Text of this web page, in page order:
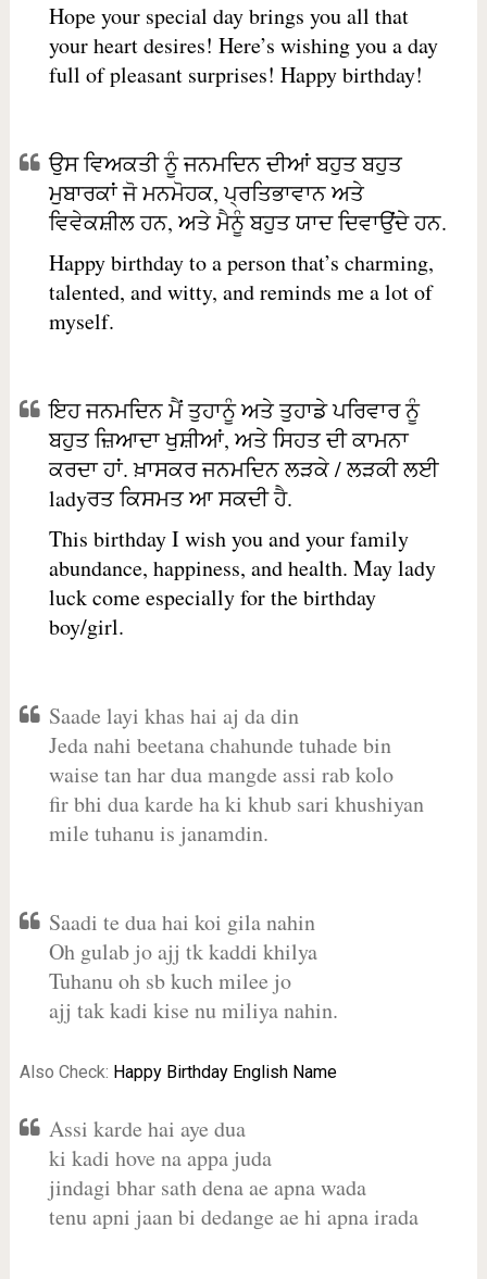
Hope your special day brings you all that
your heart desires! Here’s wishing you a day
full of pleasant surprises! Happy birthday!
ਉਸ ਵਿਅਕਤੀ ਨੂੰ ਜਨਮਦਿਨ ਦੀਆਂ ਬਹੁਤ ਬਹੁਤ
ਮੁਬਾਰਕਾਂ ਜੋ ਮਨਮੋਹਕ, ਪ੍ਰਤਿਭਾਵਾਨ ਅਤੇ
ਵਿਵੇਕਸ਼ੀਲ ਹਨ, ਅਤੇ ਮੈਨੂੰ ਬਹੁਤ ਯਾਦ ਦਿਵਾਉਂਦੇ ਹਨ.
Happy birthday to a person that’s charming,
talented, and witty, and reminds me a lot of
myself.
ਇਹ ਜਨਮਦਿਨ ਮੈਂ ਤੁਹਾਨੂੰ ਅਤੇ ਤੁਹਾਡੇ ਪਰਿਵਾਰ ਨੂੰ
ਬਹੁਤ ਜ਼ਿਆਦਾ ਖੁਸ਼ੀਆਂ, ਅਤੇ ਸਿਹਤ ਦੀ ਕਾਮਨਾ
ਕਰਦਾ ਹਾਂ. ਖ਼ਾਸਕਰ ਜਨਮਦਿਨ ਲੜਕੇ / ਲੜਕੀ ਲਈ
ladyਰਤ ਕਿਸਮਤ ਆ ਸਕਦੀ ਹੈ.
This birthday I wish you and your family
abundance, happiness, and health. May lady
luck come especially for the birthday
boy/girl.
Saade layi khas hai aj da din
Jeda nahi beetana chahunde tuhade bin
waise tan har dua mangde assi rab kolo
fir bhi dua karde ha ki khub sari khushiyan
mile tuhanu is janamdin.
Saadi te dua hai koi gila nahin
Oh gulab jo ajj tk kaddi khilya
Tuhanu oh sb kuch milee jo
ajj tak kadi kise nu miliya nahin.
Also Check: Happy Birthday English Name
Assi karde hai aye dua
ki kadi hove na appa juda
jindagi bhar sath dena ae apna wada
tenu apni jaan bi dedange ae hi apna irada